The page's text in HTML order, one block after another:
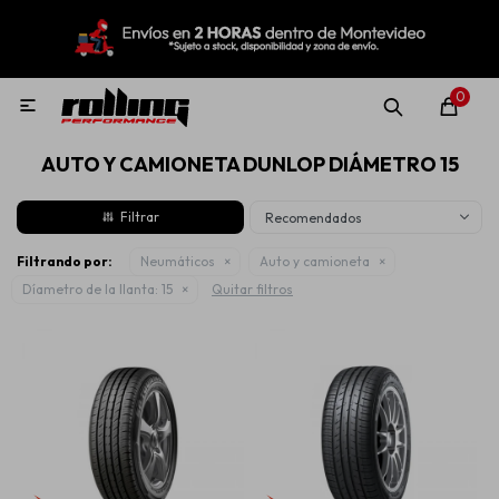
0

AUTO Y CAMIONETA DUNLOP DIÁMETRO 15
Recomendados
Filtrando por: Neumáticos
Auto y camioneta
Díametro de la llanta: 15 Quitar filtros
MI CUENTA
Nuevo! Rolling Repuestos
Llantas
Aditivos